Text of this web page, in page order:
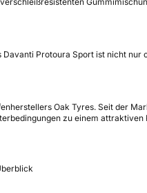
Davanti Protoura Sport ist nicht
Oak Tyres. Seit der
zu einem